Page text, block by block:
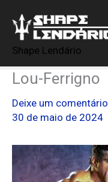
para
conteúdo
Shape Lendário
Lou-Ferrigno
Deixe um comentário
30 de maio de 2024